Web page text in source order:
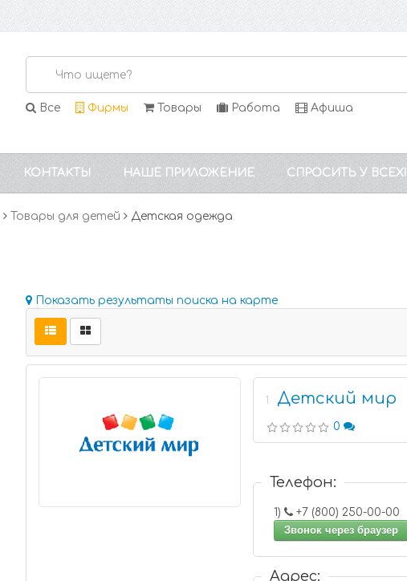
Все Фирмы Товары Работа Афиша
КОНТАКТЫ НАШЕ ПРИЛОЖЕНИЕ СПРОСИТЬ У ВСЕХ!
Товары для детей Детская одежда
Показать результаты поиска на карте
1 Детский мир
0
Телефон:
1)
+7 (800) 250-00-00
Звонок через браузер
Адрес: